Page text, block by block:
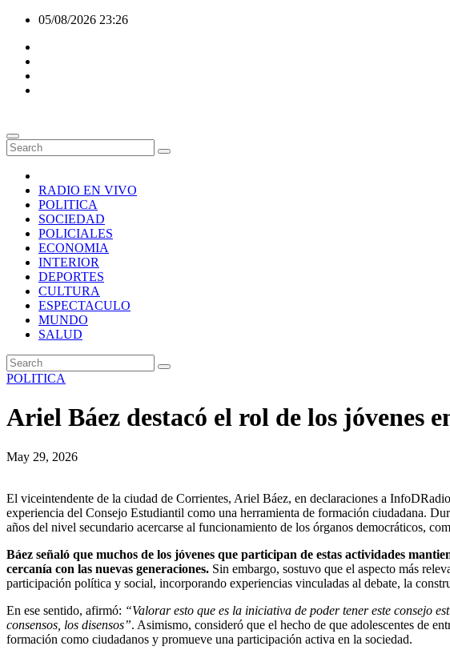
Skip
content
05/08/2026 23:26
RADIO EN VIVO
POLITICA
SOCIEDAD
POLICIALES
ECONOMIA
INTERIOR
DEPORTES
CULTURA
ESPECTACULO
MUNDO
SALUD
POLITICA
Ariel Báez destacó el rol de los jóvenes
May 29, 2026
El viceintendente de la ciudad de Corrientes, Ariel Báez, en declaraciones a
experiencia del Consejo Estudiantil como una herramienta de formación ciudadana.
años del nivel secundario acercarse al funcionamiento de los órganos democráticos,
Báez señaló que muchos de los jóvenes que participan de estas actividades
cercanía con las nuevas generaciones. Sin embargo, sostuvo que el aspecto más
participación política y social, incorporando experiencias vinculadas al debate, la
En ese sentido, afirmó: “Valorar esto que es la iniciativa de poder tener este consejo
consensos, los disensos”. Asimismo, consideró que el hecho de que adolescentes de
formación como ciudadanos y promueve una participación activa en la sociedad.